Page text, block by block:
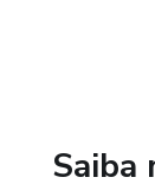
Saiba